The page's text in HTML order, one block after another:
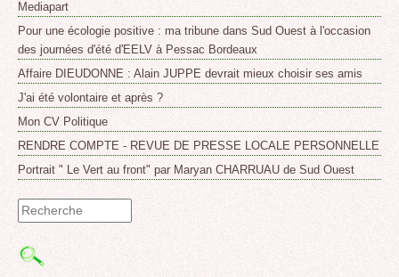
Mediapart
Pour une écologie positive : ma tribune dans Sud Ouest à l'occasion
des journées d'été d'EELV à Pessac Bordeaux
Affaire DIEUDONNE : Alain JUPPE devrait mieux choisir ses amis
J'ai été volontaire et après ?
Mon CV Politique
RENDRE COMPTE - REVUE DE PRESSE LOCALE PERSONNELLE
Portrait " Le Vert au front" par Maryan CHARRUAU de Sud Ouest
Formulaire
de